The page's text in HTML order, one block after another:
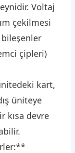
Voltaj
çekilmesi
çipleri)
kart,
üniteye
kısa devre